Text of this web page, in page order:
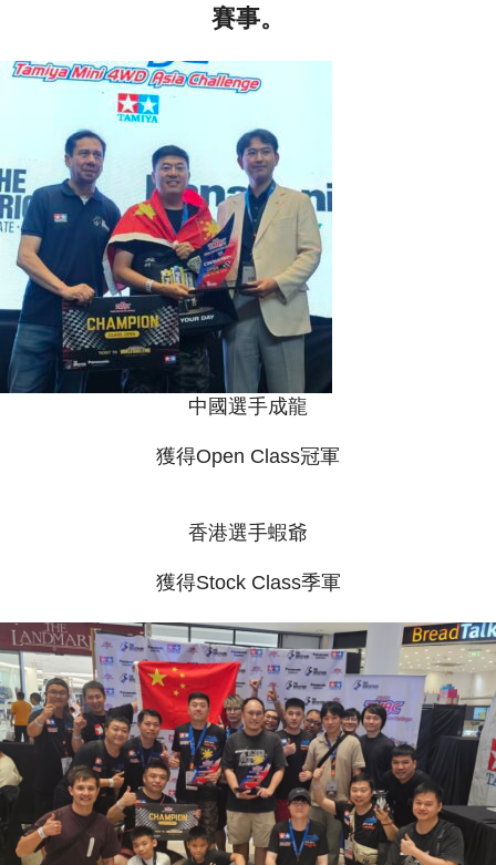
賽事。
中國選手成龍
獲得Open Class冠軍
香港選手蝦爺
獲得Stock Class季軍